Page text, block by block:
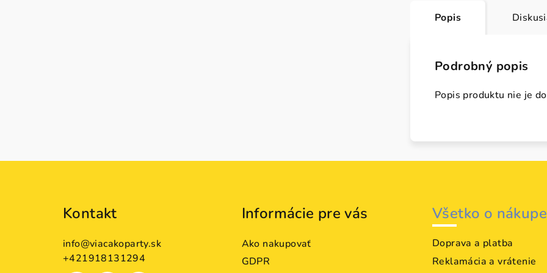
Popis
Podrobný popis
Popis produktu nie je
Kontakt
info@viacakoparty.sk
+421918131294
Informácie pre vás
Ako nakupovať
GDPR
Všetko o nákupe
Doprava a platba
Reklamácia a vrátenie